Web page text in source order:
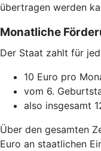
übertragen werden
Monatliche
Der Staat zahlt für
10 Euro pro
vom 6.
also insgesamt
Über den gesamten
Euro an staatlichen